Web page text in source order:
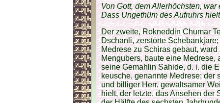
Von Gott, dem Allerhöchsten,
Dass Ungethüm des Aufruhrs
Der zweite, Rokneddin Chumar
Dschanli, zerstörte
Medrese zu Schiras gebaut,
Mengubers, baute eine
seine Gemahlin Sahide, d. i. die
keusche, genannte Medrese; der
und billiger Herr, gewaltsamer
hielt, der letzte, das Ansehen der